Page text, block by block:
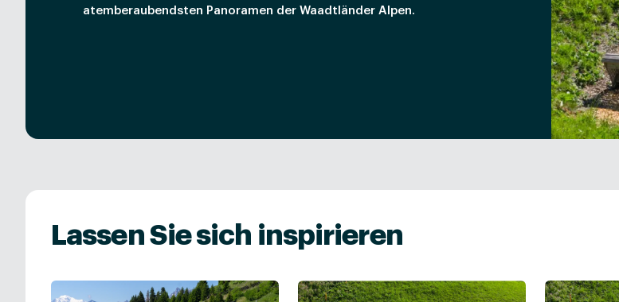
atemberaubendsten Panoramen der Waadtländer Alpen.
Lassen Sie sich inspirieren